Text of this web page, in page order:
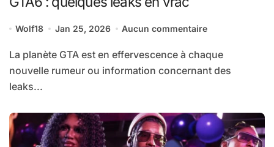
Wolf18 Jan 25, 2026 Aucun commentaire
La planète GTA est en effervescence à chaque
nouvelle rumeur ou information concernant des
leaks...